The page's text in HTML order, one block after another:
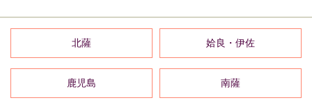
北薩 姶良・伊佐
鹿児島 南薩